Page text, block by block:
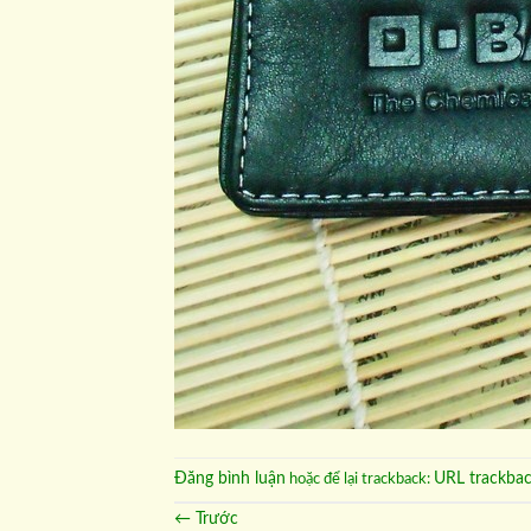
Đăng bình luận hoặc để lại trackback: URL
← Trước